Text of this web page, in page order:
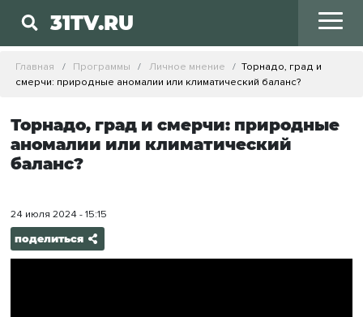
31TV.RU
Главная Программы Личное мнение
Торнадо, град и
смерчи: природные аномалии или климатический баланс?
Торнадо, град и смерчи: природные
аномалии или климатический
баланс?
24 июля 2024 - 15:15
поделиться